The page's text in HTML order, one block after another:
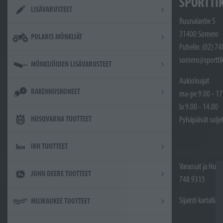
LISÄVARUSTEET
POLARIS MÖNKIJÄT
MÖNKIJÖIDEN LISÄVARUSTEET
RAKENNUSKONEET
HUSQVARNA TUOTTEET
IKH TUOTTEET
JOHN DEERE TUOTTEET
MILWAUKEE TUOTTEET
Ruunalantie 5
31400 Somero
Puhelin: (02)
Aukioloajat
ma-pe 9.00 -
la 9.00 - 14.00
Pyhäpäivät
Varaosat ja
748 9315
Sijainti kartalla